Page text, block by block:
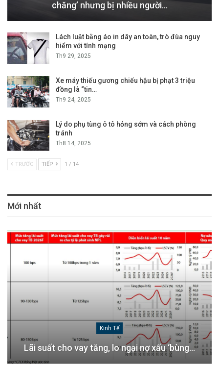
chăng’ nhưng bị nhiều người…
Lách luật bằng áo in dây an toàn, trò đùa nguy
hiểm với tính mạng
Th9 29, 2025
Xe máy thiếu gương chiếu hậu bị phạt 3 triệu
đồng là “tin…
Th9 24, 2025
Lý do phụ tùng ô tô hỏng sớm và cách phòng
tránh
Th8 14, 2025
TRƯỚC TIẾP 1 / 14
Mới nhất
Kinh Tế
Lãi suất cho vay tăng, lo ngại nợ xấu ‘bùng…